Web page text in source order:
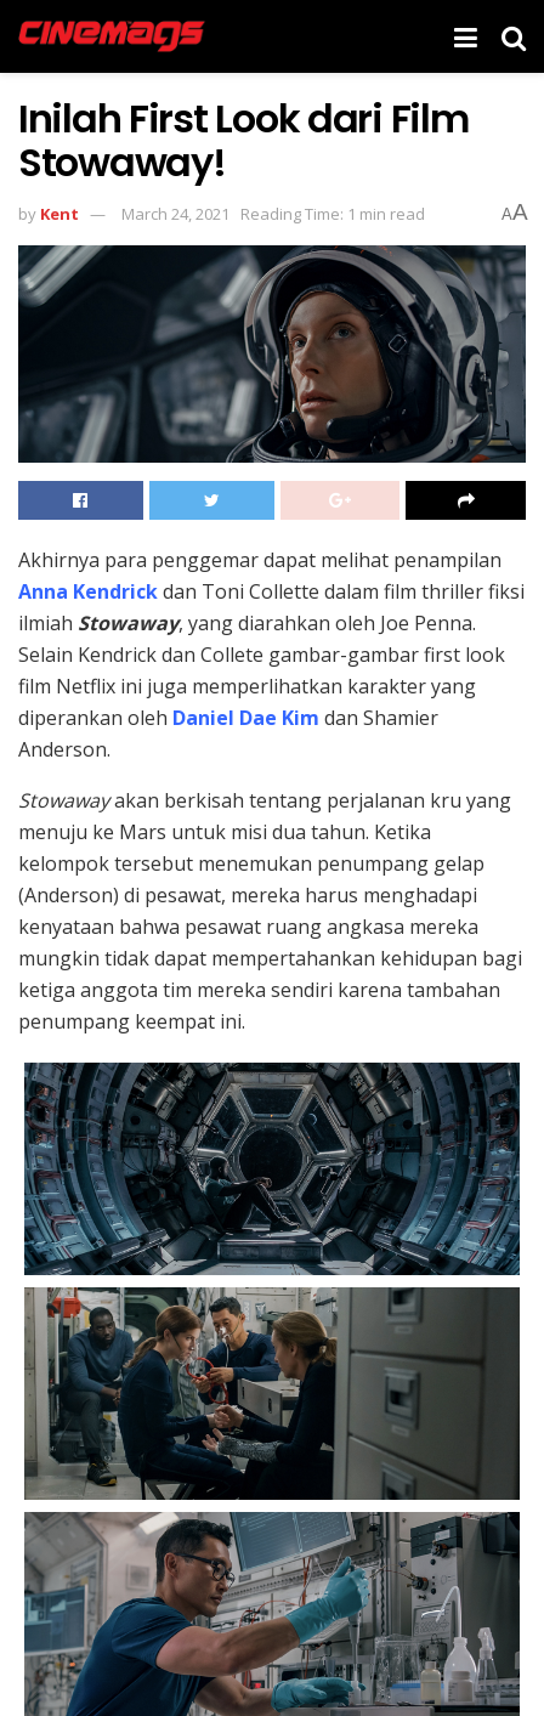
Inilah First Look dari Film
Stowaway!
by Kent March 24, 2021 Reading Time: 1 min read AA
Akhirnya para penggemar dapat melihat penampilan
Anna Kendrickdan Toni Collette dalam film thriller fiksi
ilmiah Stowaway, yang diarahkan oleh Joe Penna.
Selain Kendrick dan Collete gambar-gambar first look
film Netflix ini juga memperlihatkan karakter yang
diperankan oleh Daniel Dae Kim dan Shamier
Anderson.
Stowawayakan berkisah tentang perjalanan kru yang
menuju ke Mars untuk misi dua tahun. Ketika
kelompok tersebut menemukan penumpang gelap
(Anderson) di pesawat, mereka harus menghadapi
kenyataan bahwa pesawat ruang angkasa mereka
mungkin tidak dapat mempertahankan kehidupan bagi
ketiga anggota tim mereka sendiri karena tambahan
penumpang keempat ini.